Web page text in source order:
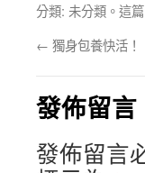
分類: 未分類。這
← 獨身包養快活！
發佈留言
發佈留言